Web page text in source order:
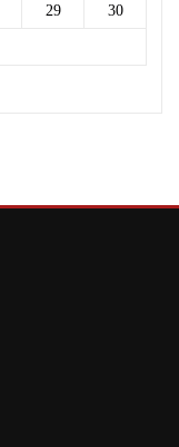
29 30